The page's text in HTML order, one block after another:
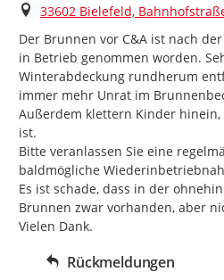
Ort
33602 Bielefeld,
Der Brunnen vor C&A ist nach
in Betrieb genommen worden.
Winterabdeckung rundherum
immer mehr Unrat im
Außerdem klettern Kinder
ist.
Bitte veranlassen Sie eine
baldmögliche
Es ist schade, dass in der
Brunnen zwar vorhanden, aber
Vielen Dank.
Rückmeldungen